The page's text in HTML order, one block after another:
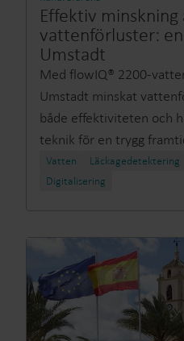
Effektiv minskning
vattenförluster:
Umstadt
Med flowIQ® 2200-
Umstadt minskat
både effektiviteten och
teknik för en trygg
Vatten Läckagedetektering
Digitalisering